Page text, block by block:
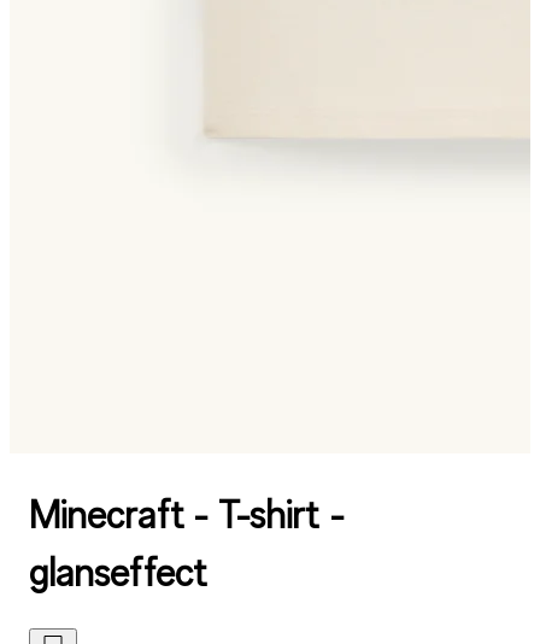
Minecraft - T-shirt -
glanseffect